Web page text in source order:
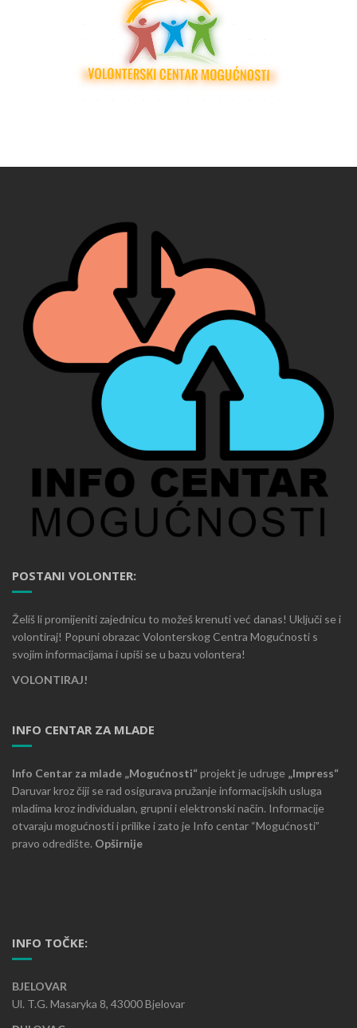
POSTANI VOLONTER:
Želiš li promijeniti zajednicu to možeš krenuti već danas! Uključi se i
volontiraj! Popuni obrazac Volonterskog Centra Mogućnosti s
svojim informacijama i upiši se u bazu volontera!
VOLONTIRAJ!
INFO CENTAR ZA MLADE
Info Centar za mlade „Mogućnosti“projekt je udruge „Impress“
Daruvar kroz čiji se rad osigurava pružanje informacijskih usluga
mladima kroz individualan, grupni i elektronski način. Informacije
otvaraju mogućnosti i prilike i zato je Info centar “Mogućnosti”
pravo odredište. Opširnije
INFO TOČKE:
BJELOVAR
Ul. T.G. Masaryka 8, 43000 Bjelovar